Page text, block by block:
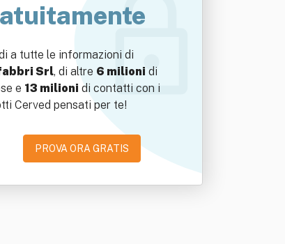
a tutte le informazioni di
Srl, di altre 6 milioni di
e 13 milioni di contatti con i
Cerved pensati per te!
PROVA ORA GRATIS